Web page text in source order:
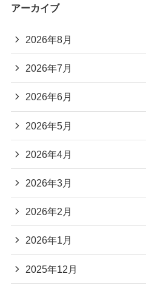
アーカイブ
2026年8月
2026年7月
2026年6月
2026年5月
2026年4月
2026年3月
2026年2月
2026年1月
2025年12月